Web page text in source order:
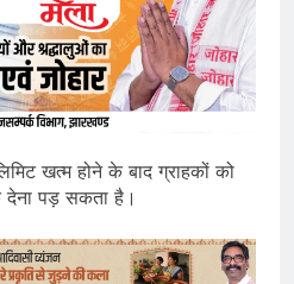
खत्म होने के बाद ग्राहकों को
देना पड़ सकता है।